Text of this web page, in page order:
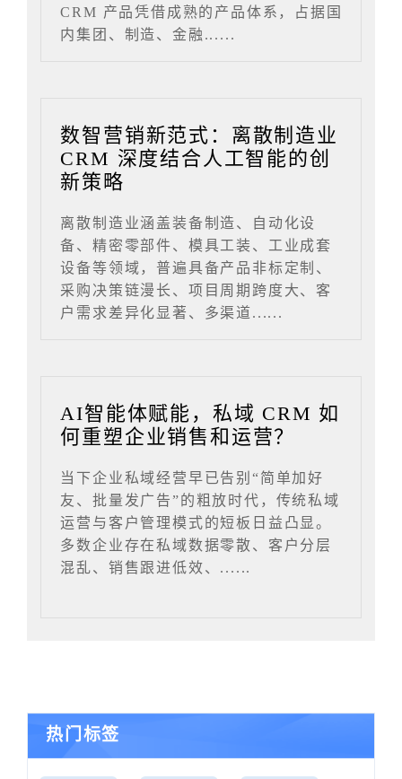
CRM 产品凭借成熟的产品体系，占据国
内集团、制造、金融......
数智营销新范式：离散制造业
CRM 深度结合人工智能的创
新策略
离散制造业涵盖装备制造、自动化设
备、精密零部件、模具工装、工业成套
设备等领域，普遍具备产品非标定制、
采购决策链漫长、项目周期跨度大、客
户需求差异化显著、多渠道......
AI智能体赋能，私域 CRM 如
何重塑企业销售和运营？
当下企业私域经营早已告别“简单加好
友、批量发广告”的粗放时代，传统私域
运营与客户管理模式的短板日益凸显。
多数企业存在私域数据零散、客户分层
混乱、销售跟进低效、......
热门标签